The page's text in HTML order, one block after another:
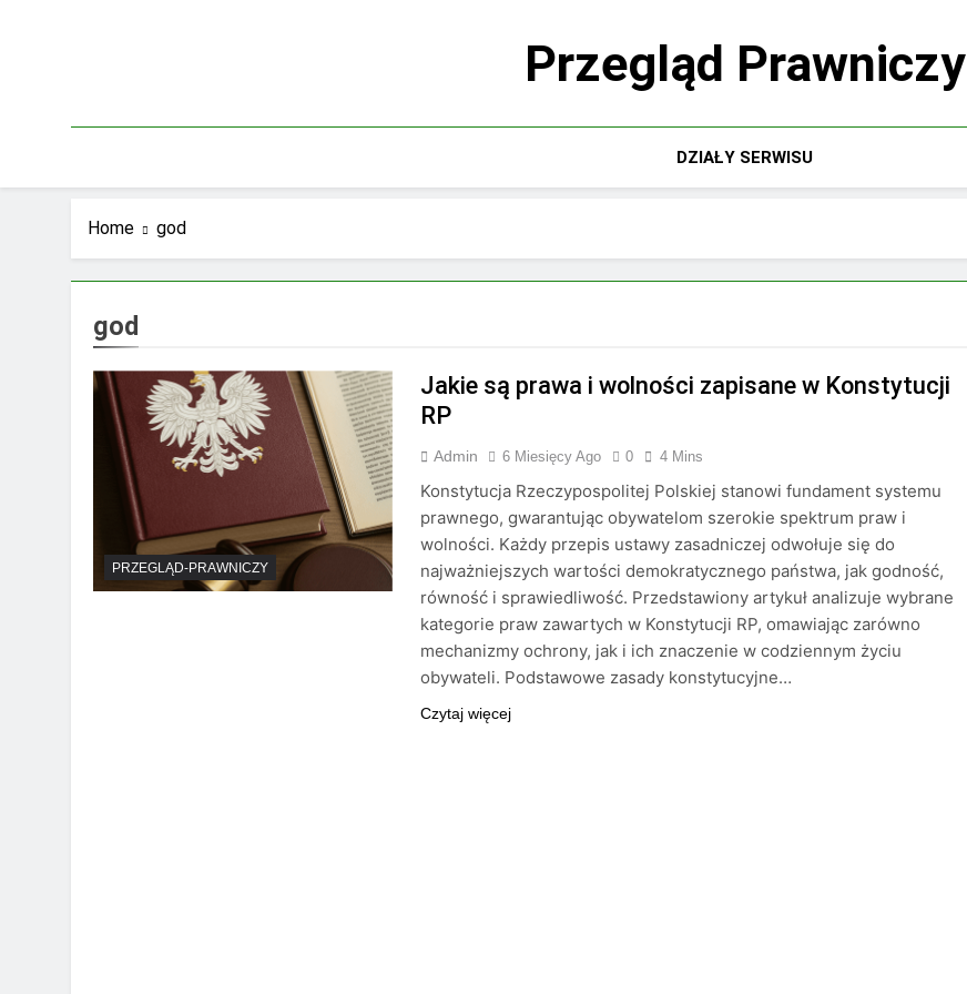
Przegląd Prawniczy
DZIAŁY SERWISU
Home god
god
PRZEGLĄD-PRAWNICZY
Jakie są prawa i wolności zapisane w Konstytucji
RP
Admin 6 Miesięcy Ago 0 4 Mins
Konstytucja Rzeczypospolitej Polskiej stanowi fundament systemu
prawnego, gwarantując obywatelom szerokie spektrum praw i
wolności. Każdy przepis ustawy zasadniczej odwołuje się do
najważniejszych wartości demokratycznego państwa, jak godność,
równość i sprawiedliwość. Przedstawiony artykuł analizuje wybrane
kategorie praw zawartych w Konstytucji RP, omawiając zarówno
mechanizmy ochrony, jak i ich znaczenie w codziennym życiu
obywateli. Podstawowe zasady konstytucyjne…
Czytaj więcej